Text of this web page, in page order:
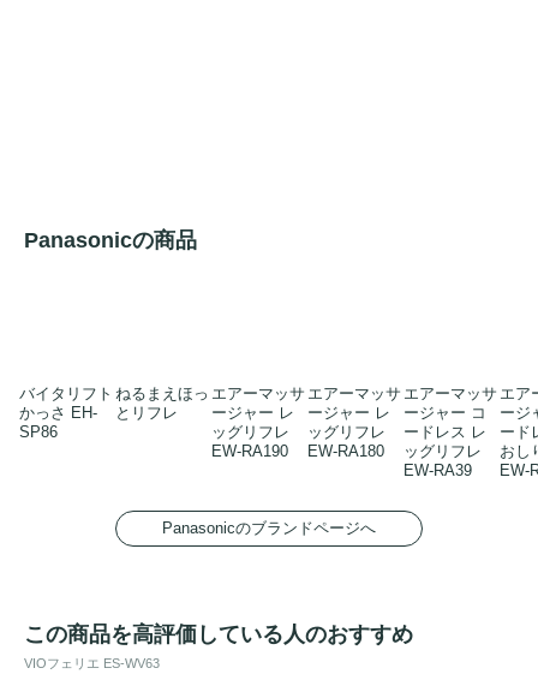
Panasonicの商品
バイタリフト
かっさ EH-
SP86
ねるまえほっ
とリフレ
エアーマッサ
ージャー レ
ッグリフレ
EW-RA190
エアーマッサ
ージャー レ
ッグリフレ
EW-RA180
エアーマッサ
ージャー コ
ードレス レ
ッグリフレ
EW-RA39
エア
ージ
ード
おし
EW-
Panasonicのブランドページへ
この商品を高評価している人のおすすめ
VIOフェリエ ES-WV63